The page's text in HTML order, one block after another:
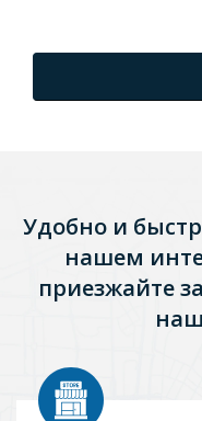
Удобно и
нашем
приезжайте